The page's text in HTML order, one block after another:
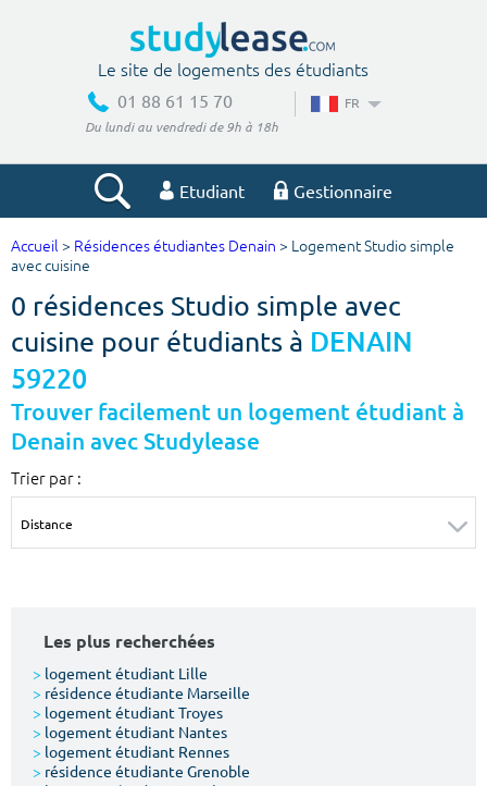
Le site de logements des étudiants
01 88 61 15 70
Du lundi au vendredi de 9h à 18h
FR
Etudiant Gestionnaire
Votre recherche
Ville, école
Budget min
€
Budget max
m² m²
Votre date d'entrée
Accueil > Résidences étudiantes Denain > Logement Studio simple
avec cuisine
0 résidences Studio simple avec
cuisine pour étudiants à DENAIN
59220
Trouver facilement un logement étudiant à
Denain avec Studylease
Trier par :
Les plus recherchées
> logement étudiant Lille
> résidence étudiante Marseille
> logement étudiant Troyes
> logement étudiant Nantes
> logement étudiant Rennes
> résidence étudiante Grenoble